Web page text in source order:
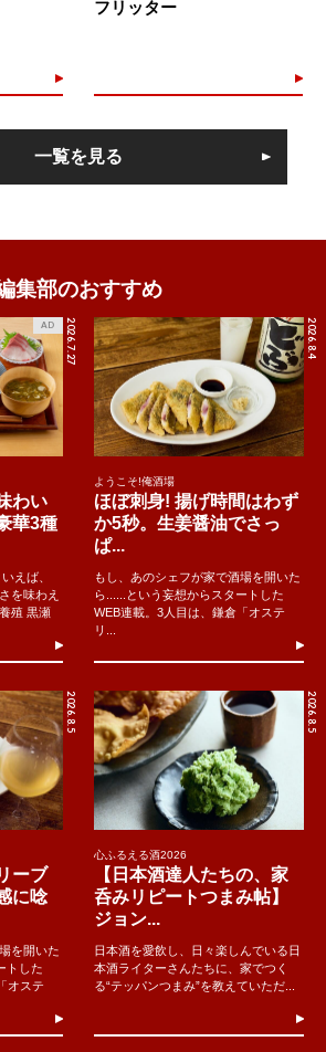
フリッター
一覧を見る
集部のおすすめ
2026.7.27
AD
わい
華3種
えば、
を味わえ
殖 黒瀬
2026.8.4
ようこそ!俺酒場
ほぼ刺身! 揚げ時間はわず
か5秒。生姜醤油でさっ
ぱ...
もし、あのシェフが家で酒場を開いた
ら......という妄想からスタートした
WEB連載。3人目は、鎌倉「オステ
リ...
2026.8.5
ーブ
に唸
を開いた
トした
オステ
2026.8.5
心ふるえる酒2026
【日本酒達人たちの、家
呑みリピートつまみ帖】
ジョン...
日本酒を愛飲し、日々楽しんでいる日
本酒ライターさんたちに、家でつく
る“テッパンつまみ”を教えていただ...